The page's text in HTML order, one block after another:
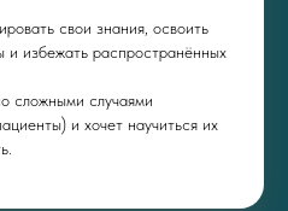
свои знания, освоить
и избежать распространённых
сложными случаями
и хочет научиться их